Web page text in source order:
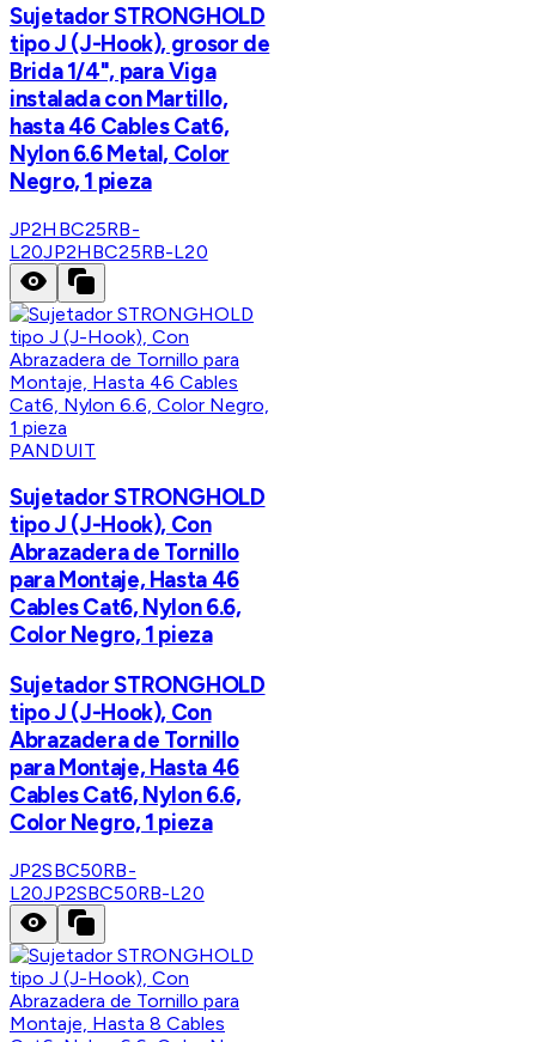
Sujetador STRONGHOLD
tipo J (J-Hook), grosor de
Brida 1/4", para Viga
instalada con Martillo,
hasta 46 Cables Cat6,
Nylon 6.6 Metal, Color
Negro, 1 pieza
JP2HBC25RB-
L20JP2HBC25RB-L20
PANDUIT
Sujetador STRONGHOLD
tipo J (J-Hook), Con
Abrazadera de Tornillo
para Montaje, Hasta 46
Cables Cat6, Nylon 6.6,
Color Negro, 1 pieza
Sujetador STRONGHOLD
tipo J (J-Hook), Con
Abrazadera de Tornillo
para Montaje, Hasta 46
Cables Cat6, Nylon 6.6,
Color Negro, 1 pieza
JP2SBC50RB-
L20JP2SBC50RB-L20